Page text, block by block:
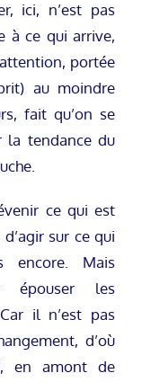
ici, n’est pas
à ce qui arrive,
portée
au moindre
fait qu’on se
la tendance du
ce qui est
sur ce qui
encore. Mais
épouser les
il n’est pas
d’où
en amont de